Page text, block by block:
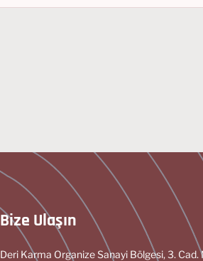
Bize Ulaşın
Deri Karma Organize Sanayi Bölgesi, 3. Cad.